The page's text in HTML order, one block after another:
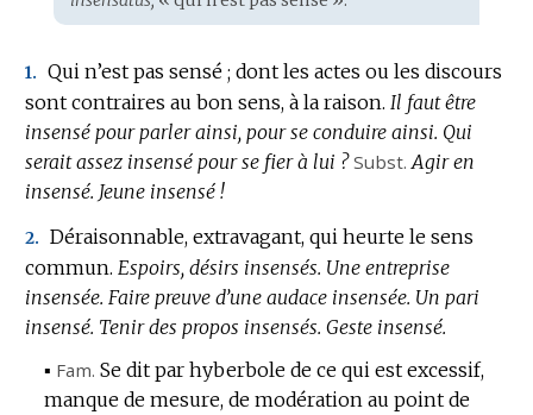
1. Qui n’est pas sensé ; dont les actes ou les discours
sont contraires au bon sens, à la raison. Il faut être
insensé pour parler ainsi, pour se conduire ainsi. Qui
serait assez insensé pour se fier à lui ? Subst. Agir en
insensé. Jeune insensé !
2. Déraisonnable, extravagant, qui heurte le sens
commun. Espoirs, désirs insensés. Une entreprise
insensée. Faire preuve d’une audace insensée. Un pari
insensé. Tenir des propos insensés. Geste insensé.
▪ Fam. Se dit par hyberbole de ce qui est excessif,
manque de mesure, de modération au point de